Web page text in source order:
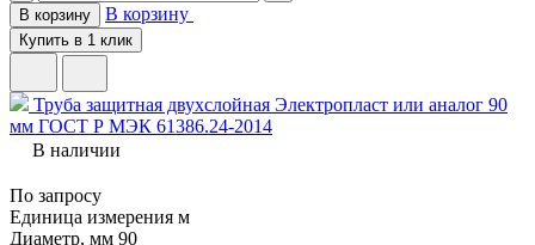
В корзину
В корзину
Купить в 1 клик
Труба защитная двухслойная Электропласт или аналог 90
мм ГОСТ Р МЭК 61386.24-2014
В наличии
По запросу
Единица измерения м
Диаметр, мм 90